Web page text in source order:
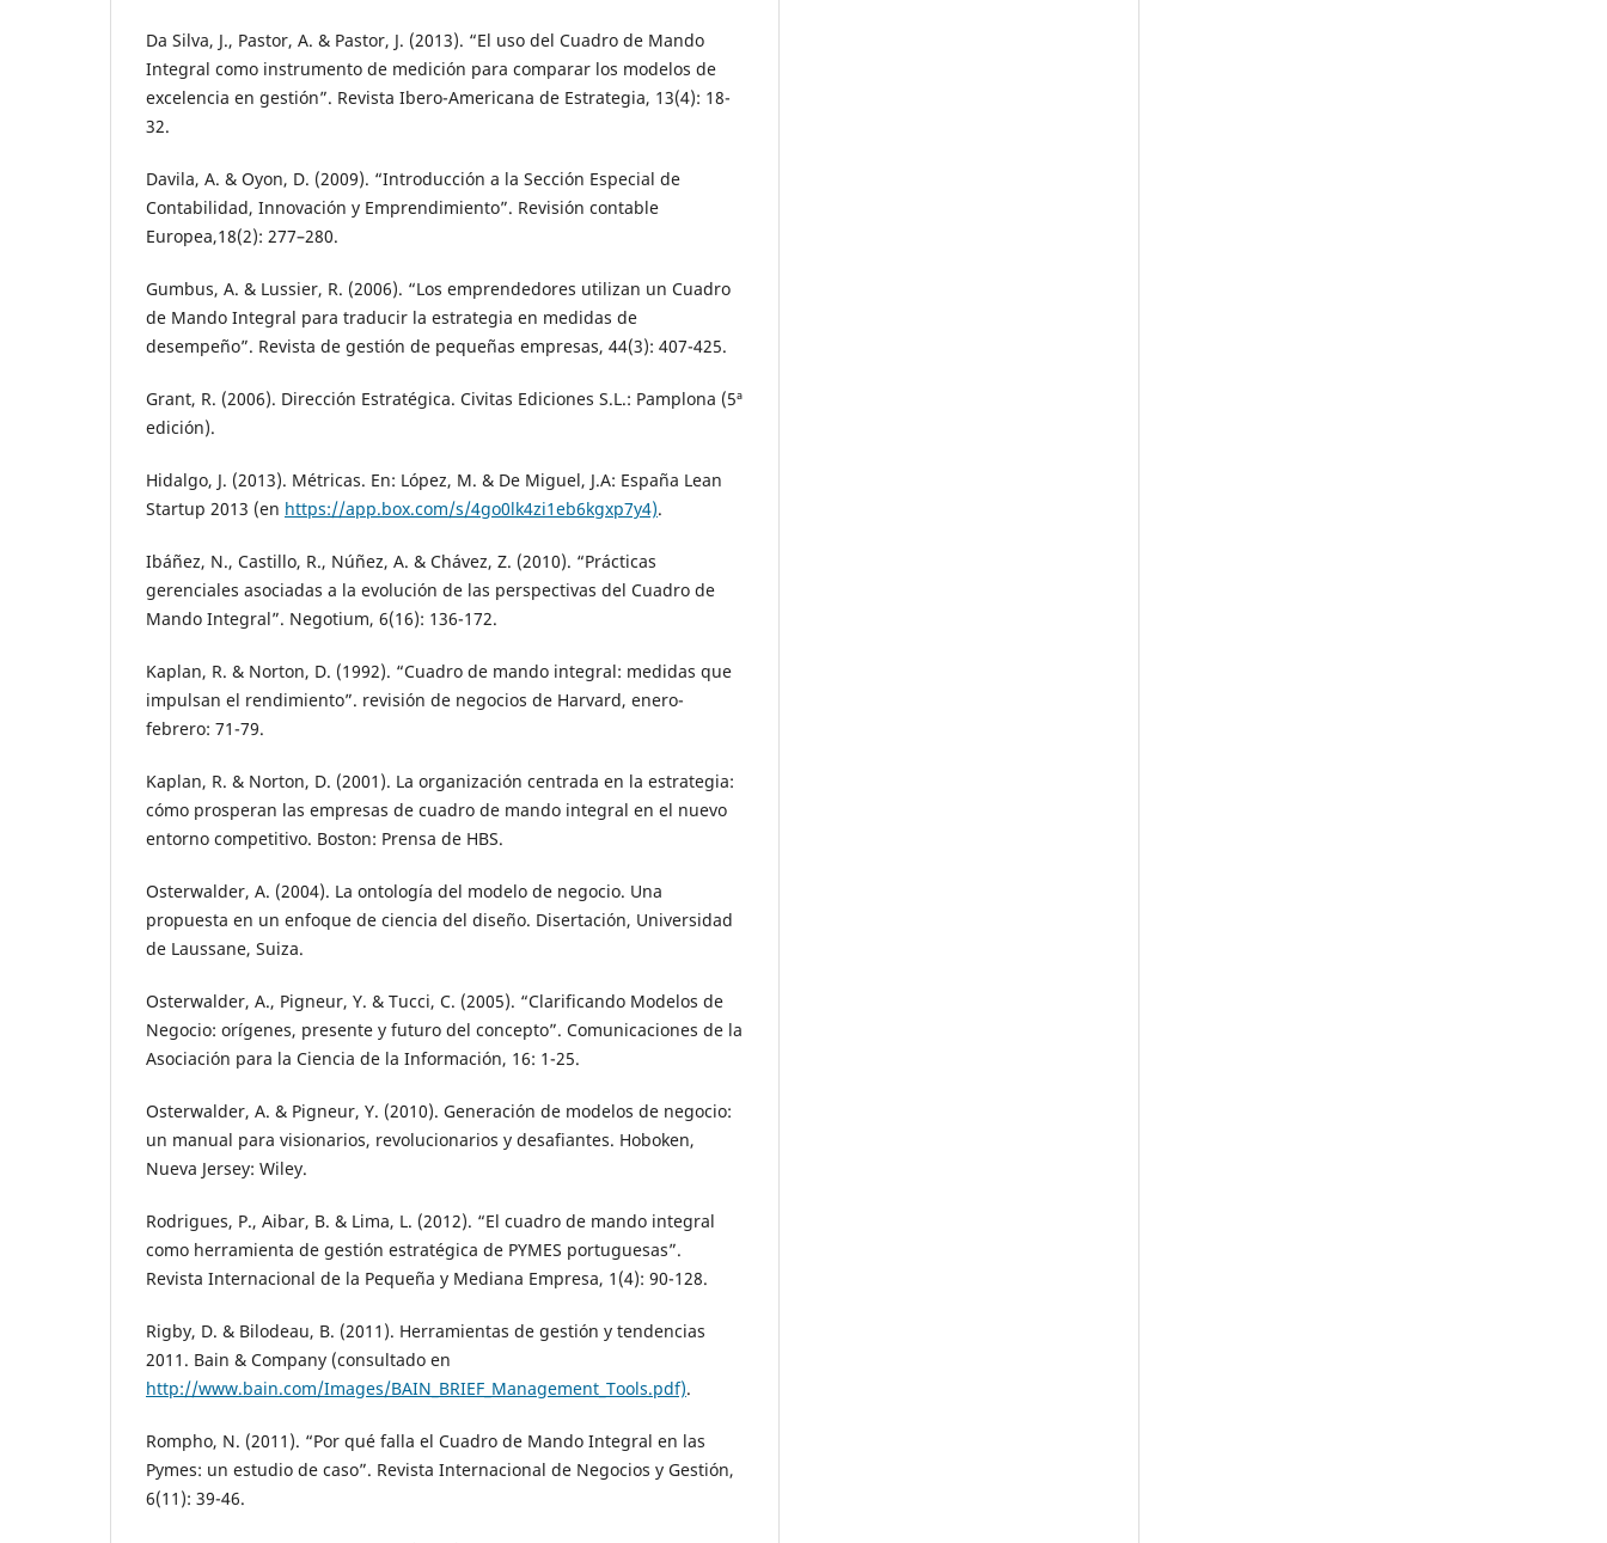
Da Silva, J., Pastor, A. & Pastor, J. (2013). “El uso del Cuadro de Mando
Integral como instrumento de medición para comparar los modelos de
excelencia en gestión”. Revista Ibero-Americana de Estrategia, 13(4): 18-
32.
Davila, A. & Oyon, D. (2009). “Introducción a la Sección Especial de
Contabilidad, Innovación y Emprendimiento”. Revisión contable
Europea,18(2): 277–280.
Gumbus, A. & Lussier, R. (2006). “Los emprendedores utilizan un Cuadro
de Mando Integral para traducir la estrategia en medidas de
desempeño”. Revista de gestión de pequeñas empresas, 44(3): 407-425.
Grant, R. (2006). Dirección Estratégica. Civitas Ediciones S.L.: Pamplona (5ª
edición).
Hidalgo, J. (2013). Métricas. En: López, M. & De Miguel, J.A: España Lean
Startup 2013 (en https://app.box.com/s/4go0lk4zi1eb6kgxp7y4).
Ibáñez, N., Castillo, R., Núñez, A. & Chávez, Z. (2010). “Prácticas
gerenciales asociadas a la evolución de las perspectivas del Cuadro de
Mando Integral”. Negotium, 6(16): 136-172.
Kaplan, R. & Norton, D. (1992). “Cuadro de mando integral: medidas que
impulsan el rendimiento”. revisión de negocios de Harvard, enero-
febrero: 71-79.
Kaplan, R. & Norton, D. (2001). La organización centrada en la estrategia:
cómo prosperan las empresas de cuadro de mando integral en el nuevo
entorno competitivo. Boston: Prensa de HBS.
Osterwalder, A. (2004). La ontología del modelo de negocio. Una
propuesta en un enfoque de ciencia del diseño. Disertación, Universidad
de Laussane, Suiza.
Osterwalder, A., Pigneur, Y. & Tucci, C. (2005). “Clarificando Modelos de
Negocio: orígenes, presente y futuro del concepto”. Comunicaciones de la
Asociación para la Ciencia de la Información, 16: 1-25.
Osterwalder, A. & Pigneur, Y. (2010). Generación de modelos de negocio:
un manual para visionarios, revolucionarios y desafiantes. Hoboken,
Nueva Jersey: Wiley.
Rodrigues, P., Aibar, B. & Lima, L. (2012). “El cuadro de mando integral
como herramienta de gestión estratégica de PYMES portuguesas”.
Revista Internacional de la Pequeña y Mediana Empresa, 1(4): 90-128.
Rigby, D. & Bilodeau, B. (2011). Herramientas de gestión y tendencias
2011. Bain & Company (consultado en
http://www.bain.com/Images/BAIN_BRIEF_Management_Tools.pdf).
Rompho, N. (2011). “Por qué falla el Cuadro de Mando Integral en las
Pymes: un estudio de caso”. Revista Internacional de Negocios y Gestión,
6(11): 39-46.